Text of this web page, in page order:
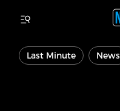
Last Minute News